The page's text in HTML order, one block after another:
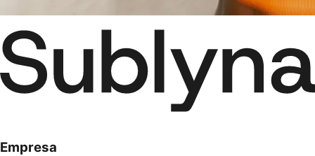
Empresa